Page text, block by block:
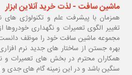
ماشین سافت - لذت خرید آنلاین ابزار
همزمان با پیشرفت علم و تکنولوژی
تغییر الگوی تعمیرات و نگهداری
مجموعه ماشین سافت خود را موظف دانست
بهره جستن از ساختار های جدید نرم
همکاران محترم در بخش های تعمیرات
سنگین باشد و در این زمینه گام های جدی و